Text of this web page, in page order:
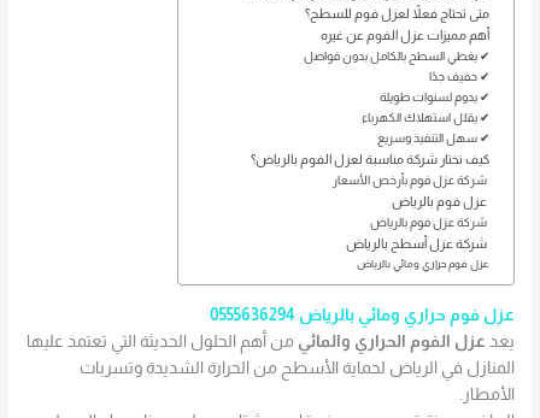
متى تحتاج فعلاً لعزل فوم للسطح؟
أهم مميزات عزل الفوم عن غيره
✔ يغطي السطح بالكامل بدون فواصل
✔ خفيف جدًا
✔ يدوم لسنوات طويلة
✔ يقلل استهلاك الكهرباء
✔ سهل التنفيذ وسريع
كيف تختار شركة مناسبة لعزل الفوم بالرياض؟
شركة عزل فوم بأرخص الأسعار
عزل فوم بالرياض
شركة عزل فوم بالرياض
شركة عزل أسطح بالرياض
عزل فوم حراري ومائي بالرياض
عزل فوم حراري ومائي بالرياض 0555636294
يعد عزل الفوم الحراري والمائي من أهم الحلول الحديثة التي تعتمد عليها
المنازل في الرياض لحماية الأسطح من الحرارة الشديدة وتسربات
الأمطار.